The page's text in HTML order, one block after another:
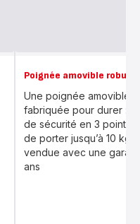
Poignée amovible
Une poignée amovible
fabriquée pour durer :
de sécurité en 3 points,
de porter jusqu’à 10 kg,
vendue avec une
ans